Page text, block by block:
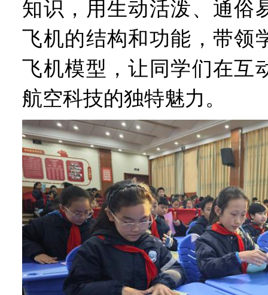
知识，用生动活泼、通俗
飞机的结构和功能，带领
飞机模型，让同学们在互
航空科技的独特魅力。